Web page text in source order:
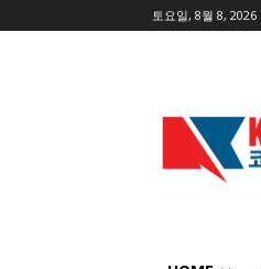
토요일, 8월 8, 2026